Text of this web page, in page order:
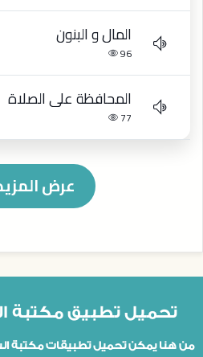
المال و البنون
96
المحافظة على الصلاة
77
عرض
تحميل تطبيق مكتبة
من هنا يمكن تحميل تطبيقات مكتبة